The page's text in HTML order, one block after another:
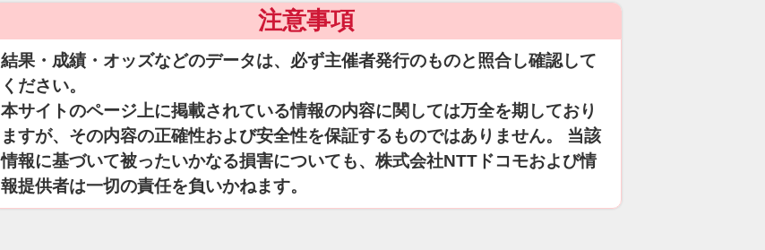
注意事項
結果・成績・オッズなどのデータは、必ず主催者発行のものと照合し確認して
ください。
本サイトのページ上に掲載されている情報の内容に関しては万全を期しており
ますが、その内容の正確性および安全性を保証するものではありません。 当該
情報に基づいて被ったいかなる損害についても、株式会社NTTドコモおよび情
報提供者は一切の責任を負いかねます。